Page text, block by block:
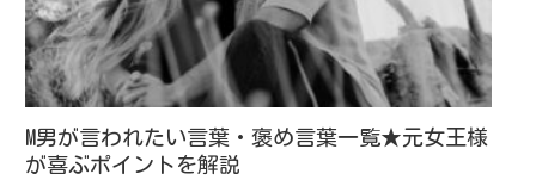
M男が言われたい言葉・褒め言葉一覧★元女王様
が喜ぶポイントを解説